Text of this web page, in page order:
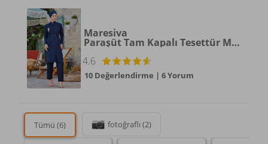
Maresiva
Paraşüt Tam Kapalı Tesettür Mayo Levy 8287 Koyu Lacivert
4.6
10 Değerlendirme | 6 Yorum
Tümü (6) fotoğraflı (2)